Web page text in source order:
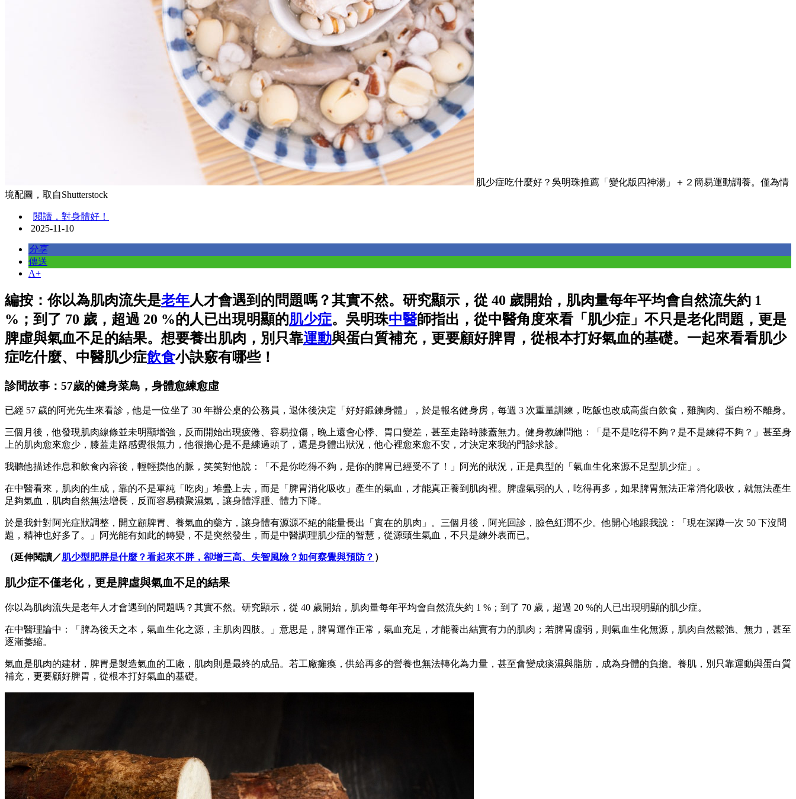
肌少症吃什麼好？吳明珠推薦「變化版四神湯」＋２簡易運動調養。僅為情
境配圖，取自Shutterstock
閱讀，對身體好！
2025-11-10
分享
傳送
A+
編按：你以為肌肉流失是老年人才會遇到的問題嗎？其實不然。研究顯示，從 40 歲開始，肌肉量每年平均會自然流失約 1
%；到了 70 歲，超過 20 %的人已出現明顯的肌少症。吳明珠中醫師指出，從中醫角度來看「肌少症」不只是老化問題，更是
脾虛與氣血不足的結果。想要養出肌肉，別只靠運動與蛋白質補充，更要顧好脾胃，從根本打好氣血的基礎。一起來看看肌少
症吃什麼、中醫肌少症飲食小訣竅有哪些！
診間故事：57歲的健身菜鳥，身體愈練愈虛
已經 57 歲的阿光先生來看診，他是一位坐了 30 年辦公桌的公務員，退休後決定「好好鍛鍊身體」，於是報名健身房，每週 3 次重量訓練，吃飯也改成高蛋白飲食，雞胸肉、蛋白粉不離身。
三個月後，他發現肌肉線條並未明顯增強，反而開始出現疲倦、容易拉傷，晚上還會心悸、胃口變差，甚至走路時膝蓋無力。健身教練問他：「是不是吃得不夠？是不是練得不夠？」甚至身
上的肌肉愈來愈少，膝蓋走路感覺很無力，他很擔心是不是練過頭了，還是身體出狀況，他心裡愈來愈不安，才決定來我的門診求診。
我聽他描述作息和飲食內容後，輕輕摸他的脈，笑笑對他說：「不是你吃得不夠，是你的脾胃已經受不了！」阿光的狀況，正是典型的「氣血生化來源不足型肌少症」。
在中醫看來，肌肉的生成，靠的不是單純「吃肉」堆疊上去，而是「脾胃消化吸收」產生的氣血，才能真正養到肌肉裡。脾虛氣弱的人，吃得再多，如果脾胃無法正常消化吸收，就無法產生
足夠氣血，肌肉自然無法增長，反而容易積聚濕氣，讓身體浮腫、體力下降。
於是我針對阿光症狀調整，開立顧脾胃、養氣血的藥方，讓身體有源源不絕的能量長出「實在的肌肉」。三個月後，阿光回診，臉色紅潤不少。他開心地跟我說：「現在深蹲一次 50 下沒問
題，精神也好多了。」阿光能有如此的轉變，不是突然發生，而是中醫調理肌少症的智慧，從源頭生氣血，不只是練外表而已。
（延伸閱讀／肌少型肥胖是什麼？看起來不胖，卻增三高、失智風險？如何察覺與預防？ ）
肌少症不僅老化，更是脾虛與氣血不足的結果
你以為肌肉流失是老年人才會遇到的問題嗎？其實不然。研究顯示，從 40 歲開始，肌肉量每年平均會自然流失約 1 %；到了 70 歲，超過 20 %的人已出現明顯的肌少症。
在中醫理論中：「脾為後天之本，氣血生化之源，主肌肉四肢。」意思是，脾胃運作正常，氣血充足，才能養出結實有力的肌肉；若脾胃虛弱，則氣血生化無源，肌肉自然鬆弛、無力，甚至
逐漸萎縮。
氣血是肌肉的建材，脾胃是製造氣血的工廠，肌肉則是最終的成品。若工廠癱瘓，供給再多的營養也無法轉化為力量，甚至會變成痰濕與脂肪，成為身體的負擔。養肌，別只靠運動與蛋白質
補充，更要顧好脾胃，從根本打好氣血的基礎。